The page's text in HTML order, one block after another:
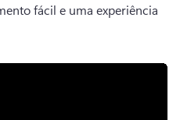
fácil e uma experiência